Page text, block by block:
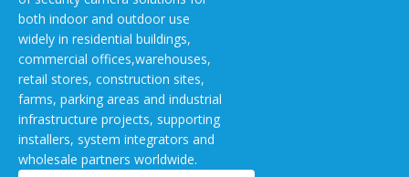
both indoor and outdoor use
widely in residential buildings,
commercial offices,warehouses,
retail stores, construction sites,
farms, parking areas and industrial
infrastructure projects, supporting
installers, system integrators and
wholesale partners worldwide.